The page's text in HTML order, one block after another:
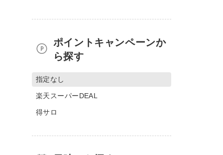
ポイントキャンペーンか
ら探す
指定なし
楽天スーパーDEAL
得サロ